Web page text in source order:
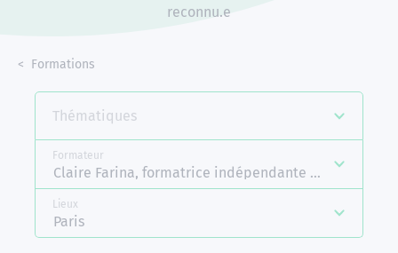
reconnu.e
Accueil
Formations
Thématiques
Formateur
Claire Farina, formatrice indépendante Emergences
Lieux
Paris